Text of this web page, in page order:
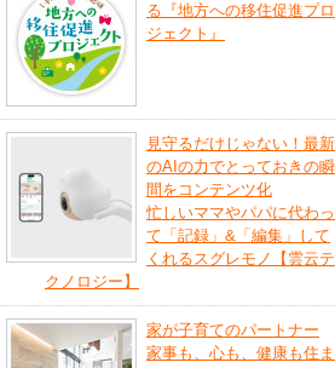
る『地方への移住促進プロ
ジェクト』
見守るだけじゃない！最新
のAIの力でとっておきの瞬
間をコンテンツ化
忙しいママやパパに代わっ
て「記録」&「編集」して
くれるスグレモノ【雲云テ
クノロジー】
家が子育てのパートナー
家事も、心も、健康も住ま